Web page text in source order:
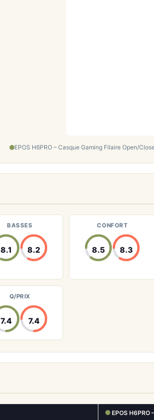
EPOS H6PRO – Casque Gaming Filaire Open/
BASSES
8.1 8.2
CONFORT
8.5 8.3
Q/PRIX
7.4 7.4
EPOS H6PRO